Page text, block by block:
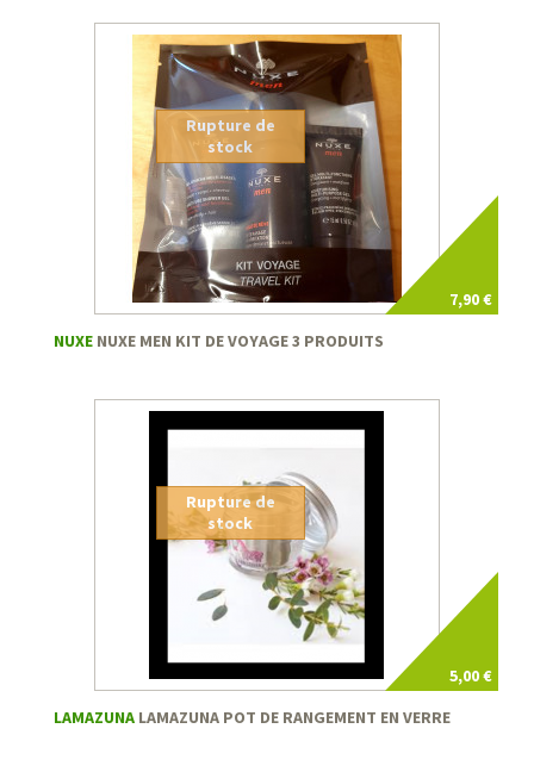
7,90 €
Rupture de
stock
NUXE NUXE MEN KIT DE VOYAGE 3 PRODUITS
5,00 €
Rupture de
stock
LAMAZUNA LAMAZUNA POT DE RANGEMENT EN VERRE